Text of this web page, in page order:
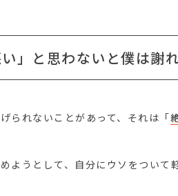
」と思わないと僕は謝れ
られないことがあって、それは「
ようとして、自分にウソをつい